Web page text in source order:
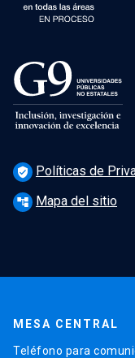
verified_user Políticas de
account_tree Mapa del sitio
MESA CENTRAL
Teléfono para